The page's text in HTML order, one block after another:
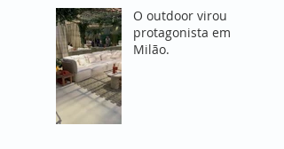
redefiniu o
conceito de viver
fora de casa
O outdoor virou
protagonista em
Milão.